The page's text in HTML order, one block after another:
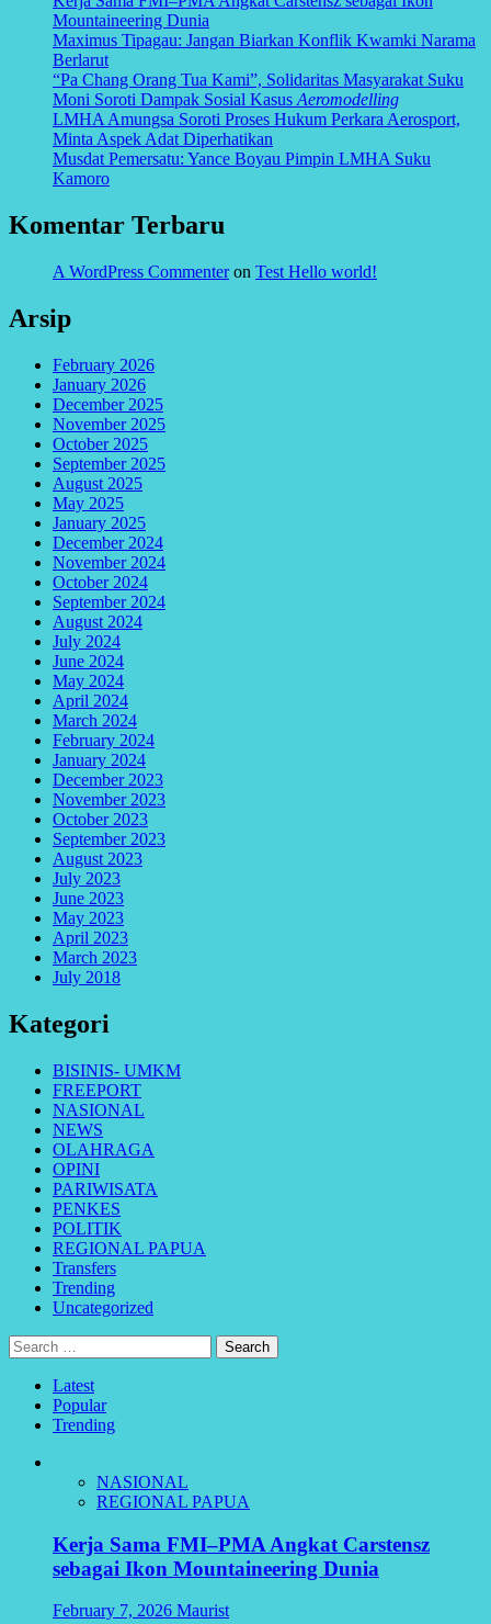
Mountaineering Dunia
Maximus Tipagau: Jangan Biarkan Konflik Kwamki Narama
Berlarut
“Pa Chang Orang Tua Kami”, Solidaritas Masyarakat Suku
Moni Soroti Dampak Sosial KasusAeromodelling
LMHA Amungsa Soroti Proses Hukum Perkara Aerosport,
Minta Aspek Adat Diperhatikan
Musdat Pemersatu: Yance Boyau Pimpin LMHA Suku
Kamoro
Komentar Terbaru
A WordPress Commenteron Test Hello world!
Arsip
February 2026
January 2026
December 2025
November 2025
October 2025
September 2025
August 2025
May 2025
January 2025
December 2024
November 2024
October 2024
September 2024
August 2024
July 2024
June 2024
May 2024
April 2024
March 2024
February 2024
January 2024
December 2023
November 2023
October 2023
September 2023
August 2023
July 2023
June 2023
May 2023
April 2023
March 2023
July 2018
Kategori
BISINIS- UMKM
FREEPORT
NASIONAL
NEWS
OLAHRAGA
OPINI
PARIWISATA
PENKES
POLITIK
REGIONAL PAPUA
Transfers
Trending
Uncategorized
Search
for:
Latest
Popular
Trending
NASIONAL
REGIONAL PAPUA
Kerja Sama FMI–PMA Angkat Carstensz
sebagai Ikon Mountaineering Dunia
February 7, 2026 Maurist